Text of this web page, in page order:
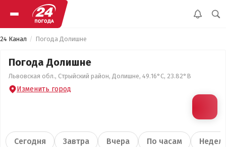
24 Канал Погода Долишне
Погода Долишне
Львовская обл., Стрыйский район, Долишне, 49.16°С, 23.82°В
Изменить город
Сегодня Завтра Вчера По часам